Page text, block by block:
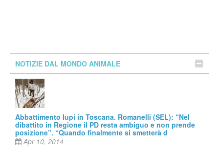
NOTIZIE DAL MONDO ANIMALE
Abbattimento lupi in Toscana. Romanelli (SEL): “Nel
dibattito in Regione il PD resta ambiguo e non prende
posizione”. “Quando finalmente si smetterà d
Apr 10, 2014